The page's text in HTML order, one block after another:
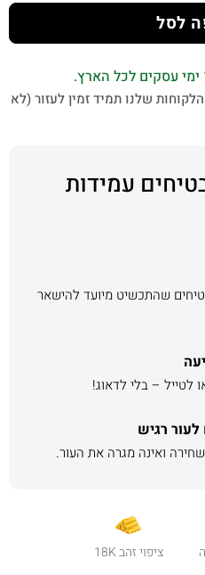
לסל
שלנו תמיד זמין לעזור (לא
עמידות
שהתכשיט מיועד להישאר
– בלי לדאוג!
רגיש
ציפוי זהב 18K